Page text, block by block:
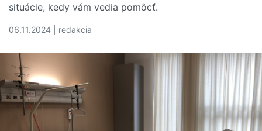
situácie, kedy vám vedia pomôcť.
06.11.2024 | redakcia